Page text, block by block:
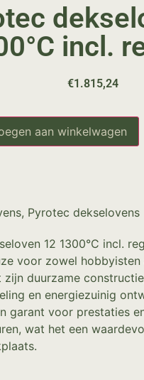
incl.
€1.815,24
aan winkelwagen
, Pyrotec dekselovens
12 1300°C incl.
voor zowel
zijn duurzame
en energiezuinig
garant voor prestaties
wat het een